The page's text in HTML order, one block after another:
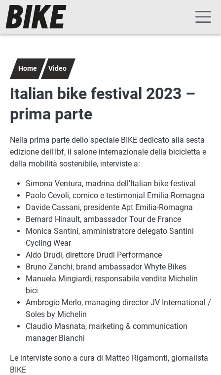
Salta al contenuto principale
Navigazione principale
Home Video
Italian bike festival 2023 –
prima parte
Nella prima parte dello speciale BIKE dedicato alla sesta
edizione dell'Ibf, il salone internazionale della bicicletta e
della mobilità sostenibile, interviste a:
Simona Ventura, madrina dell'Italian bike festival
Paolo Cevoli, comico e testimonial Emilia-Romagna
Davide Cassani, presidente Apt Emilia-Romagna
Bernard Hinault, ambassador Tour de France
Monica Santini, amministratore delegato Santini
Cycling Wear
Aldo Drudi, direttore Drudi Performance
Bruno Zanchi, brand ambassador Whyte Bikes
Manuela Mingiardi, responsabile vendite Michelin
bici
Ambrogio Merlo, managing director JV International /
Soles by Michelin
Claudio Masnata, marketing & communication
manager Bianchi
Le interviste sono a cura di Matteo Rigamonti, giornalista
BIKE